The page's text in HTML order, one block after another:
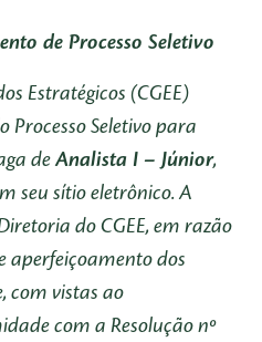
de Processo Seletivo
Estratégicos (CGEE)
Seletivo para
deAnalista I – Júnior,
seu sítio eletrônico. A
do CGEE, em razão
aperfeiçoamento dos
com vistas ao
com a Resolução nº